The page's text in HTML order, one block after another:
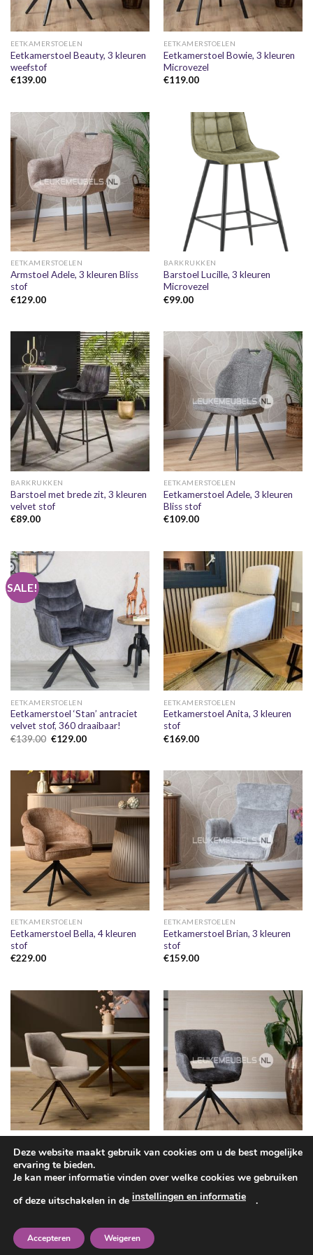
EETKAMERSTOELEN
Eetkamerstoel Beauty, 3 kleuren
weefstof
€139.00
EETKAMERSTOELEN
Eetkamerstoel Bowie, 3 kleuren
Microvezel
€119.00
EETKAMERSTOELEN
Armstoel Adele, 3 kleuren Bliss
stof
€129.00
BARKRUKKEN
Barstoel Lucille, 3 kleuren
Microvezel
€99.00
BARKRUKKEN
Barstoel met brede zit, 3 kleuren
velvet stof
€89.00
EETKAMERSTOELEN
Eetkamerstoel Adele, 3 kleuren
Bliss stof
€109.00
SALE!
EETKAMERSTOELEN
Eetkamerstoel ‘Stan’ antraciet
velvet stof, 360 draaibaar!
€139.00 Oorspronkelijke
€129.00Huidige
EETKAMERSTOELEN
Eetkamerstoel Anita, 3 kleuren
stof
€169.00
EETKAMERSTOELEN
Eetkamerstoel Bella, 4 kleuren
stof
€229.00
EETKAMERSTOELEN
Eetkamerstoel Brian, 3 kleuren
stof
€159.00
Eetkamerstoel Daisy Beige
€169.00
Eetkamerstoel Darwin, 4 kleuren
€159.00
1 3 4
Deze website maakt gebruik van cookies om u de best mogelijke
ervaring te bieden.
Je kan meer informatie vinden over welke cookies we gebruiken
of deze uitschakelen in de instellingen en informatie .
Accepteren Weigeren